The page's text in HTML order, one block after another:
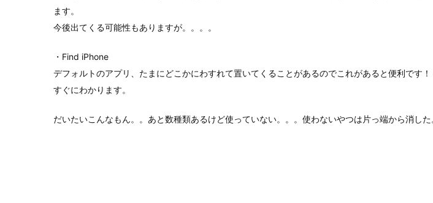
ます。
今後出てくる可能性もありますが。。。。
・Find iPhone
デフォルトのアプリ、たまにどこかにわすれて置いてくることがあるのでこれがあると便利です
すぐにわかります。
だいたいこんなもん。。あと数種類あるけど使っていない。。。使わないやつは片っ端から消した